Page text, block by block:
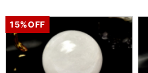
15%OFF